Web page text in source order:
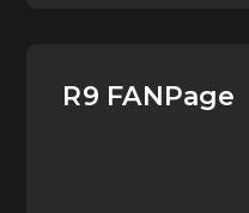
R9 FANPage